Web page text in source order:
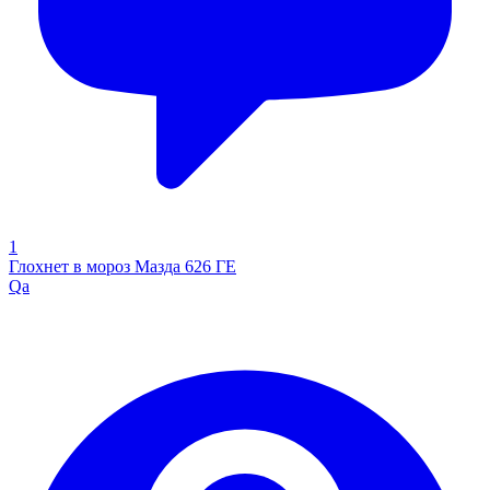
1
Глохнет в мороз Мазда 626 ГЕ
Qa